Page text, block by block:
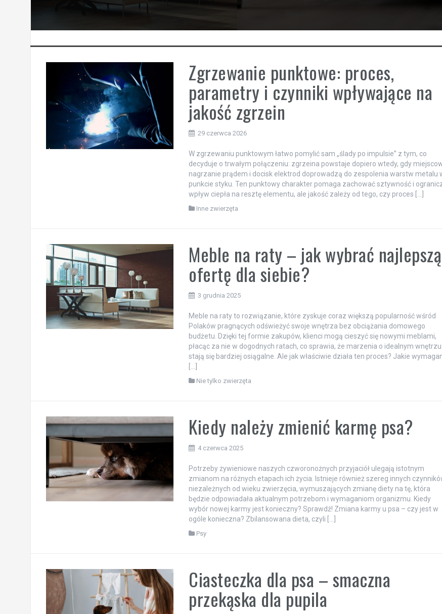
Zgrzewanie punktowe: proces,
parametry i czynniki wpływające na
jakość zgrzein
29 czerwca 2026
W zgrzewaniu punktowym łatwo pomylić sam „ślady po impulsie” z tym, co
decyduje o trwałym połączeniu: zgrzeina powstaje dopiero wtedy, gdy
nagrzanie prądem i docisk elektrod doprowadzą do zespolenia warstw metalu
punkcie styku. Ten punktowy charakter pomaga zachować sztywność i
wpływ ciepła na resztę elementu, ale jakość zależy od tego, czy proces […]
Inne zwierzęta
Meble na raty – jak wybrać najlepszą
ofertę dla siebie?
3 grudnia 2025
Meble na raty to rozwiązanie, które zyskuje coraz większą popularność wśród
Polaków pragnących odświeżyć swoje wnętrza bez obciążania domowego
budżetu. Dzięki tej formie zakupów, klienci mogą cieszyć się nowymi meblami,
płacąc za nie w dogodnych ratach, co sprawia, że marzenia o idealnym wnętrzu
stają się bardziej osiągalne. Ale jak właściwie działa ten proces? Jakie
Nie tylko zwierzęta
Kiedy należy zmienić karmę psa?
4 czerwca 2025
Potrzeby żywieniowe naszych czworonożnych przyjaciół ulegają istotnym
zmianom na różnych etapach ich życia. Istnieje również szereg innych
niezależnych od wieku zwierzęcia, wymuszających zmianę diety na tę, która
będzie odpowiadała aktualnym potrzebom i wymaganiom organizmu. Kiedy
wybór nowej karmy jest konieczny? Sprawdź! Zmiana karmy u psa – czy jest w
ogóle konieczna? Zbilansowana dieta, czyli […]
Psy
Ciasteczka dla psa – smaczna
przekąska dla pupila